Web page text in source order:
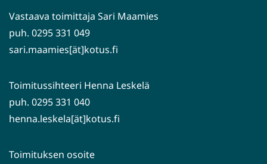
Vastaava toimittaja Sari Maamies
puh. 0295 331 049
sari.maamies[ät]kotus.fi
Toimitussihteeri Henna Leskelä
puh. 0295 331 040
henna.leskela[ät]kotus.fi
Toimituksen osoite